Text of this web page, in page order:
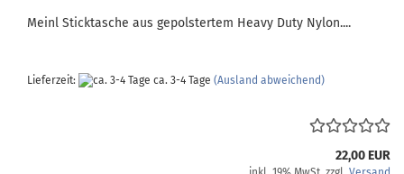
Meinl Sticktasche aus gepolstertem Heavy Duty Nylon....
Lieferzeit: ca. 3-4 Tage (Ausland abweichend)
22,00 EUR